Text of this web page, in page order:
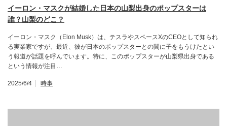
イーロン・マスクが結婚した日本の山梨出身のポップスターは
誰？山梨のどこ？
イーロン・マスク（Elon Musk）は、テスラやスペースXのCEOとして知られ
る実業家ですが、最近、彼が日本のポップスターとの間に子をもうけたとい
う報道が話題を呼んでいます。特に、このポップスターが山梨県出身である
という情報が注目…
2025/6/4 時事